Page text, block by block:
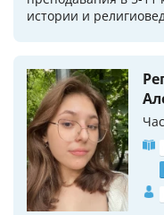
истории и